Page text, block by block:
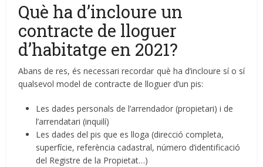
Què ha d’incloure un
contracte de lloguer
d’habitatge en 2021?
Abans de res, és necessari recordar què ha d’incloure sí o sí
qualsevol model de contracte de lloguer d’un pis:
Les dades personals de l’arrendador (propietari) i de
l’arrendatari (inquilí)
Les dades del pis que es lloga (direcció completa,
superfície, referència cadastral, número d’identificació
del Registre de la Propietat…)